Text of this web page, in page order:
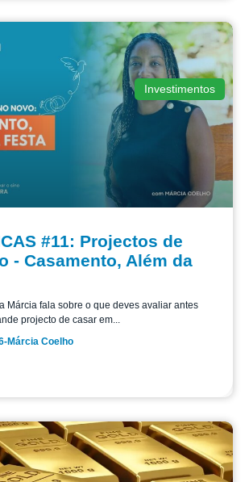
Investimentos
#11: Projectos de
- Casamento, Além da
Márcia fala sobre o que deves avaliar antes
projecto de casar em...
-Márcia Coelho